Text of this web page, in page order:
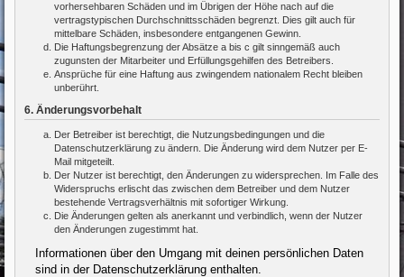
vorhersehbaren Schäden und im Übrigen der Höhe nach auf die
vertragstypischen Durchschnittsschäden begrenzt. Dies gilt auch für
mittelbare Schäden, insbesondere entgangenen Gewinn.
Die Haftungsbegrenzung der Absätze a bis c gilt sinngemäß auch
zugunsten der Mitarbeiter und Erfüllungsgehilfen des Betreibers.
Ansprüche für eine Haftung aus zwingendem nationalem Recht bleiben
unberührt.
6. Änderungsvorbehalt
Der Betreiber ist berechtigt, die Nutzungsbedingungen und die
Datenschutzerklärung zu ändern. Die Änderung wird dem Nutzer per E-
Mail mitgeteilt.
Der Nutzer ist berechtigt, den Änderungen zu widersprechen. Im Falle des
Widerspruchs erlischt das zwischen dem Betreiber und dem Nutzer
bestehende Vertragsverhältnis mit sofortiger Wirkung.
Die Änderungen gelten als anerkannt und verbindlich, wenn der Nutzer
den Änderungen zugestimmt hat.
Informationen über den Umgang mit deinen persönlichen Daten
sind in der Datenschutzerklärung enthalten.